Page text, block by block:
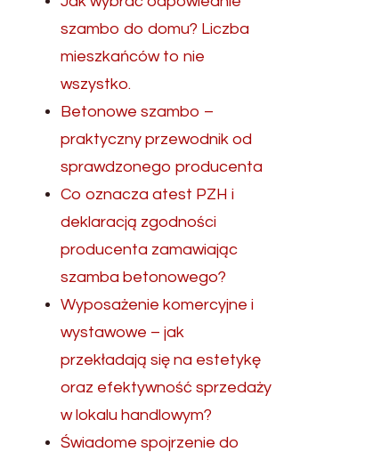
szambo do domu? Liczba
mieszkańców to nie
wszystko.
Betonowe szambo –
praktyczny przewodnik od
sprawdzonego producenta
Co oznacza atest PZH i
deklaracją zgodności
producenta zamawiając
szamba betonowego?
Wyposażenie komercyjne i
wystawowe – jak
przekładają się na estetykę
oraz efektywność sprzedaży
w lokalu handlowym?
Świadome spojrzenie do